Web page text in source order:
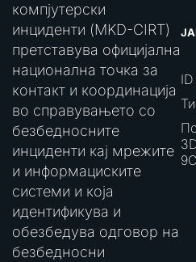
компјутерски
инциденти (MKD-CIRT)
претставува официјална
национална точка за
контакт и координација
во справувањето со
безбедносните
инциденти кај мрежите
и информациските
системи и која
идентификува и
обезбедува одговор на
безбедносни